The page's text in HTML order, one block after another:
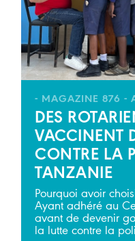
- MAGAZINE 876 -
DES
VACCINENT
CONTRE LA
TANZANIE
Pourquoi avoir
Ayant adhéré au
avant de devenir
la lutte contre la